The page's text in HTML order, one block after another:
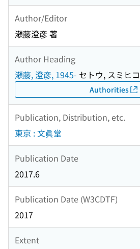
Author/Editor
瀬藤澄彦 著
Author Heading
瀬藤, 澄彦, 1945- セトウ, スミヒ
Authorities
Publication, Distribution, etc.
東京 : 文眞堂
Publication Date
2017.6
Publication Date (W3CDTF)
2017
Extent